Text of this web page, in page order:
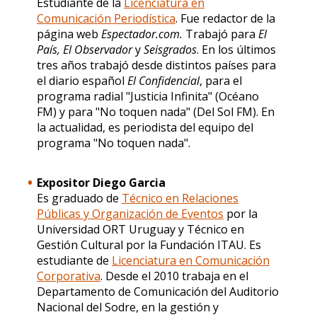
Comunicación Periodística. Fue redactor de la
página web Espectador.com. Trabajó para El
País, El ObservadorySeisgrados. En los últimos
tres años trabajó desde distintos países para
el diario español El Confidencial, para el
programa radial "Justicia Infinita" (Océano
FM) y para "No toquen nada" (Del Sol FM). En
la actualidad, es periodista del equipo del
programa "No toquen nada".
Expositor Diego Garcia
Es graduado de Técnico en Relaciones
Públicas y Organización de Eventos por la
Universidad ORT Uruguay y Técnico en
Gestión Cultural por la Fundación ITAU. Es
estudiante de Licenciatura en Comunicación
Corporativa. Desde el 2010 trabaja en el
Departamento de Comunicación del Auditorio
Nacional del Sodre, en la gestión y